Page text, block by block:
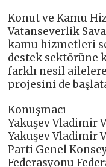
Konut ve Kamu
Vatanseverlik
kamu hizmetleri
destek sektörüne
farklı nesil
projesini de
Konuşmacı
Yakuşev Vladimir
Yakuşev Vladimir
Parti Genel
Federasyonu